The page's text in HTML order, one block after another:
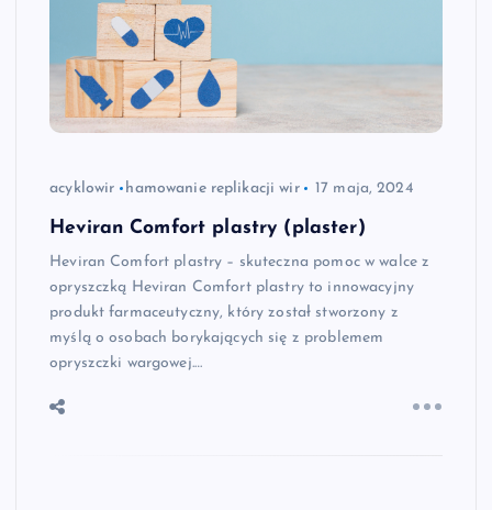
acyklowir hamowanie replikacji wir 17 maja, 2024
Heviran Comfort plastry (plaster)
Heviran Comfort plastry – skuteczna pomoc w walce z
opryszczką Heviran Comfort plastry to innowacyjny
produkt farmaceutyczny, który został stworzony z
myślą o osobach borykających się z problemem
opryszczki wargowej.…